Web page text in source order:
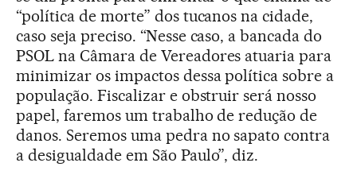
“política de morte” dos tucanos na cidade,
caso seja preciso. “Nesse caso, a bancada do
PSOL na Câmara de Vereadores atuaria para
minimizar os impactos dessa política sobre a
população. Fiscalizar e obstruir será nosso
papel, faremos um trabalho de redução de
danos. Seremos uma pedra no sapato contra
a desigualdade em São Paulo”, diz.